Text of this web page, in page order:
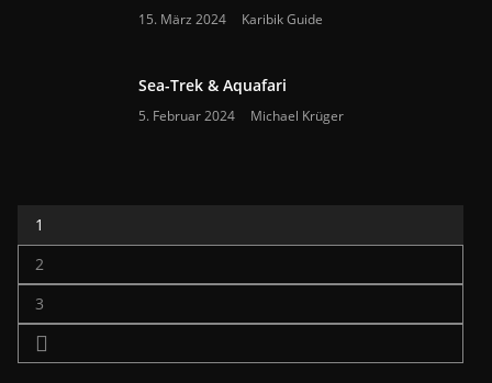
15. März 2024 Karibik Guide
Sea-Trek & Aquafari
5. Februar 2024 Michael Krüger
1
2
3